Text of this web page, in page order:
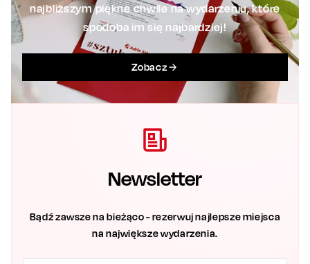
najbliższym piękne chwile na wydarzeniu, które
spodoba im się najbardziej!
Zobacz
Newsletter
Bądź zawsze na bieżąco - rezerwuj najlepsze miejsca
na największe wydarzenia.